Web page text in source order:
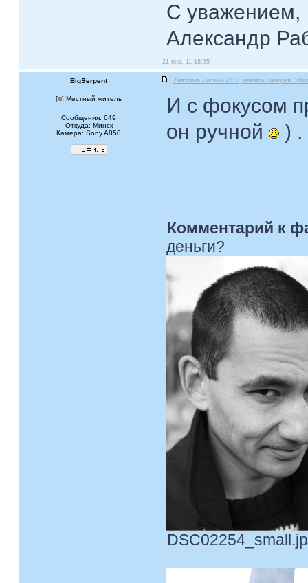
С уважением,
Александр
21 янв, 11 18:35
BigSerpent Zнятовка / осень 2010, памяти Валерия
[ ] Местный житель
Сообщения: 649
Откуда: Минск
Камера: Sony A850
И с фокусом
он ручной
) .
Комментарий к
деньги?